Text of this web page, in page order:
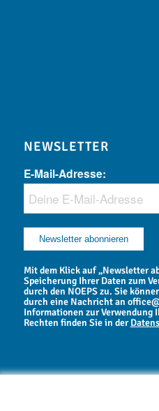
NEWSLETTER
E-Mail-Adresse:
Mit dem Klick auf „Newsletter
Speicherung Ihrer Daten zum
durch den NOEPS zu. Sie
durch eine Nachricht an
Informationen zur Verwendung
Rechten finden Sie in der